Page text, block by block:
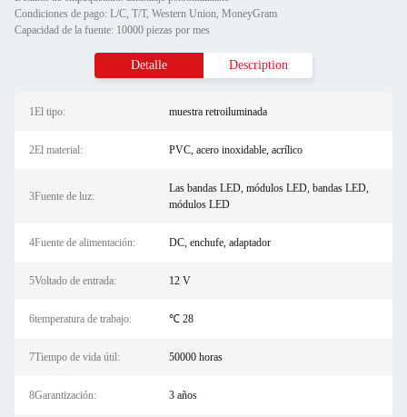
Condiciones de pago: L/C, T/T, Western Union, MoneyGram
Capacidad de la fuente: 10000 piezas por mes
Detalle Description
1El tipo: muestra retroiluminada
2El material: PVC, acero inoxidable, acrílico
3Fuente de luz:
Las bandas LED, módulos LED, bandas LED,
módulos LED
4Fuente de alimentación: DC, enchufe, adaptador
5Voltado de entrada: 12 V
6temperatura de trabajo: ℃ 28
7Tiempo de vida útil: 50000 horas
8Garantización: 3 años